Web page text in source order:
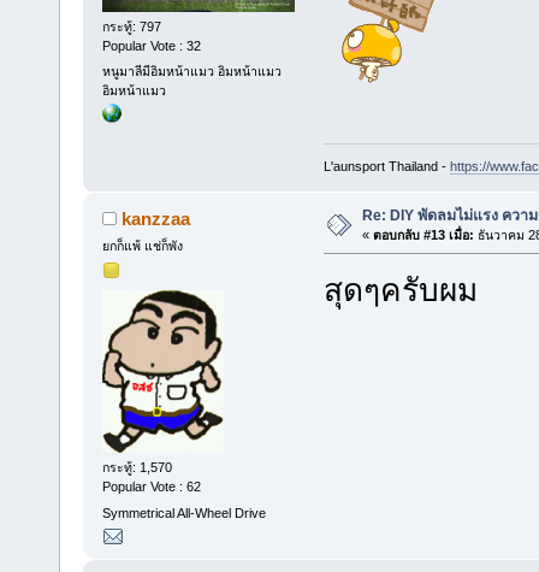
กระทู้: 797
Popular Vote : 32
หนูมาลีมีอิมหน้าแมว อิมหน้าแมว
อิมหน้าแมว
L'aunsport Thailand - https://
kanzzaa
ยกก็แพ้ แช่ก็พัง
กระทู้: 1,570
Popular Vote : 62
Symmetrical All-Wheel Drive
Re: DIY พัดลมไม่แรง คว
« ตอบกลับ #13 เมื่อ: ธันวาคม
สุดๆครับผม